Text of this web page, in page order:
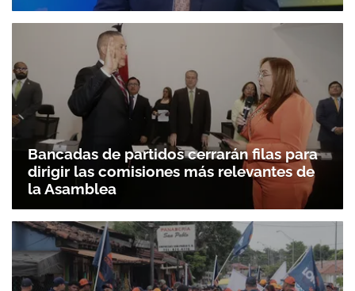
Bancadas de partidos cerrarán filas para
dirigir las comisiones más relevantes de
la Asamblea